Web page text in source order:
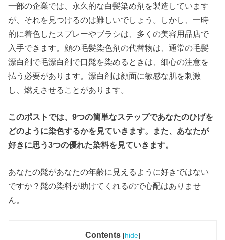
一部の企業では、永久的な白髪染め剤を製造しています
が、それを見つけるのは難しいでしょう。しかし、一時
的に着色したスプレーやブラシは、多くの美容用品店で
入手できます。顔の毛髪染色剤の代替物は、通常の毛髪
漂白剤で毛漂白剤で口髭を染めるときは、細心の注意を
払う必要があります。漂白剤は顔面に敏感な肌を刺激
し、燃えさせることがあります。
このポストでは、9つの簡単なステップであなたのひげを
どのように染色するかを見ていきます。また、あなたが
好きに思う3つの優れた染料を見ていきます。
あなたの髭があなたの年齢に見えるように好きではない
ですか？髭の染料が助けてくれるので心配はありませ
ん。
Contents [hide]